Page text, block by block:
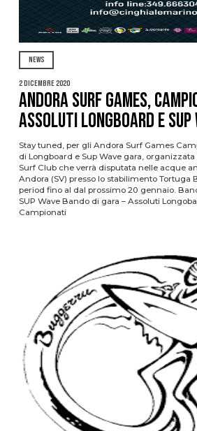
NEWS
2 Dicembre 2020
Andora Surf Games,
Assoluti Longboard e Sup
Stay tuned, per gli Andora Surf Games
di Longboard e Sup Wave gara,
Surf Club che verrà disputata nelle acque
Andora (SV) presso lo stabilimento Tortuga
period fino al dal prossimo 20 gennaio.
SUP Wave Bando di gara – Assoluti
Campionati